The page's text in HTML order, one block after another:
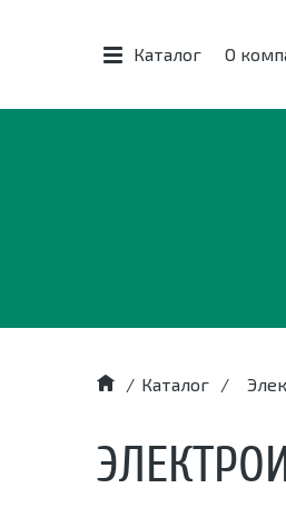
Каталог О
/ Каталог /